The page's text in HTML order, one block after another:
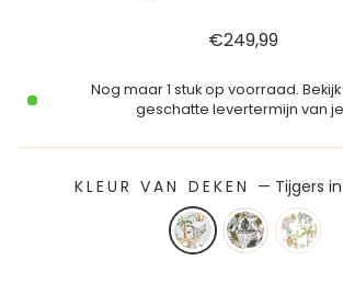
Reguliere
€249,99
Nog maar 1 stuk op voorraad.
geschatte levertermijn van
KLEUR VAN DEKEN — Tijgers